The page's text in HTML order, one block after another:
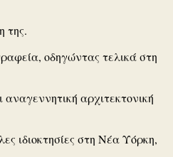
της.
οδηγώντας τελικά στη
αρχιτεκτονική
ιδιοκτησίες στη Νέα Υόρκη,